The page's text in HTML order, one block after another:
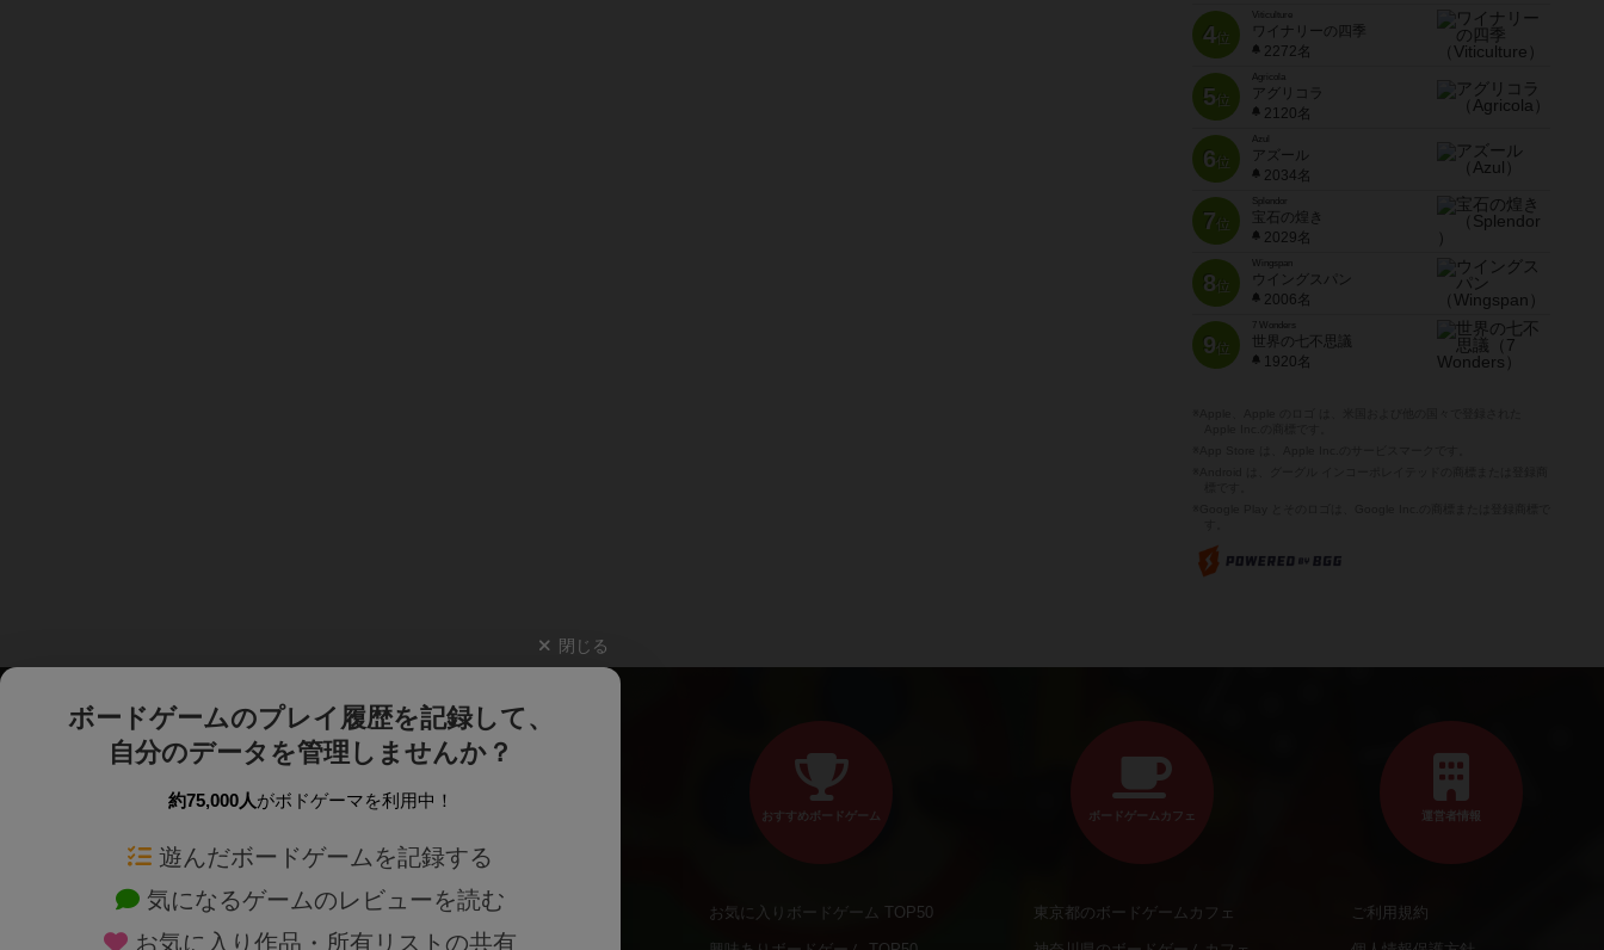
4位
Viticulture
ワイナリーの四季
2272名
5位
Agricola
アグリコラ
2120名
6位
Azul
アズール
2034名
7位
宝石の煌き
2029名
8位
Wingspan
ウイングスパン
2006名
9位
7 Wonders
世界の七不思議
1920名
閉じる
ボードゲームのプレイ履歴を記録して、
自分のデータを管理しませんか？
約75,000人がボドゲーマを利用中！
遊んだボードゲームを記録する
気になるゲームのレビューを読む
お気に入り作品・所有リストの共有
ボードゲームを検索する 新作・再入荷情報
おすすめボードゲーム
お気に入りボードゲーム TOP50
ボードゲームカフェ
東京都のボードゲームカフェ
運営者情報
ご利用規約